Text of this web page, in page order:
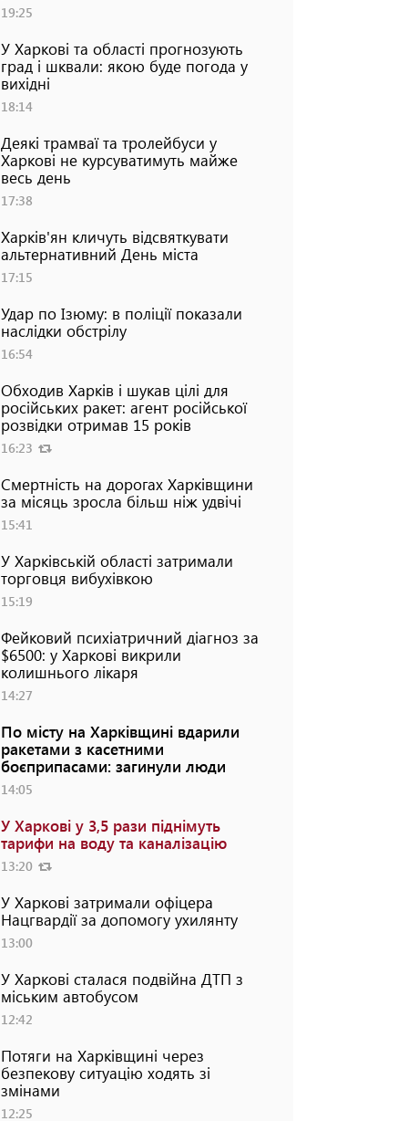
19:25
У Харкові та області прогнозують
град і шквали: якою буде погода у
вихідні
18:14
Деякі трамваї та тролейбуси у
Харкові не курсуватимуть майже
весь день
17:38
Харків'ян кличуть відсвяткувати
альтернативний День міста
17:15
Удар по Ізюму: в поліції показали
наслідки обстрілу
16:54
Обходив Харків і шукав цілі для
російських ракет: агент російської
розвідки отримав 15 років
16:23
Смертність на дорогах Харківщини
за місяць зросла більш ніж удвічі
15:41
У Харківській області затримали
торговця вибухівкою
15:19
Фейковий психіатричний діагноз за
$6500: у Харкові викрили
колишнього лікаря
14:27
По місту на Харківщині вдарили
ракетами з касетними
боєприпасами: загинули люди
14:05
У Харкові у 3,5 рази піднімуть
тарифи на воду та каналізацію
13:20
У Харкові затримали офіцера
Нацгвардії за допомогу ухилянту
13:00
У Харкові сталася подвійна ДТП з
міським автобусом
12:42
Потяги на Харківщині через
безпекову ситуацію ходять зі
змінами
12:25